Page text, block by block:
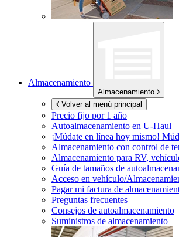
Almacenamiento
Almacenamiento
Volver al menú principal
Precio fijo por 1 año
Autoalmacenamiento en U-Haul
¡Múdate en línea hoy mismo!
Almacenamiento con control de
Almacenamiento para RV,
Guía de tamaños de
Acceso en vehículo/
Pagar mi factura de
Preguntas frecuentes
Consejos de autoalmacenamiento
Suministros de almacenamiento